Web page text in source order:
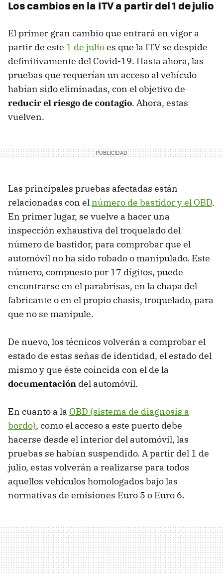
Los cambios en la ITV a partir del 1 de julio
El primer gran cambio que entrará en vigor a
partir de este 1 de julioes que la ITV se despide
definitivamente del Covid-19. Hasta ahora, las
pruebas que requerían un acceso al vehículo
habían sido eliminadas, con el objetivo de
reducir el riesgo de contagio. Ahora, estas
vuelven.
Las principales pruebas afectadas están
relacionadas con elnúmero de bastidor y el OBD.
En primer lugar, se vuelve a hacer una
inspección exhaustiva del troquelado del
número de bastidor, para comprobar que el
automóvil no ha sido robado o manipulado. Este
número, compuesto por 17 dígitos, puede
encontrarse en el parabrisas, en la chapa del
fabricante o en el propio chasis, troquelado, para
que no se manipule.
De nuevo, los técnicos volverán a comprobar el
estado de estas señas de identidad, el estado del
mismo y que éste coincida con el de la
documentación del automóvil.
En cuanto a la OBD (sistema de diagnosis a
bordo), como el acceso a este puerto debe
hacerse desde el interior del automóvil, las
pruebas se habían suspendido. A partir del 1 de
julio, estas volverán a realizarse para todos
aquellos vehículos homologados bajo las
normativas de emisiones Euro 5 o Euro 6.